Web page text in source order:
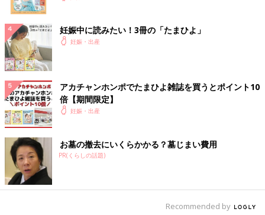
妊娠中に読みたい！3冊の「たまひよ」
妊娠・出産
アカチャンホンポでたまひよ雑誌を買うとポイント10
倍【期間限定】
妊娠・出産
お墓の撤去にいくらかかる？墓じまい費用
PR(くらしの話題)
Recommended by